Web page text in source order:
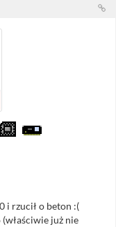
i rzucił o beton :(
już nie